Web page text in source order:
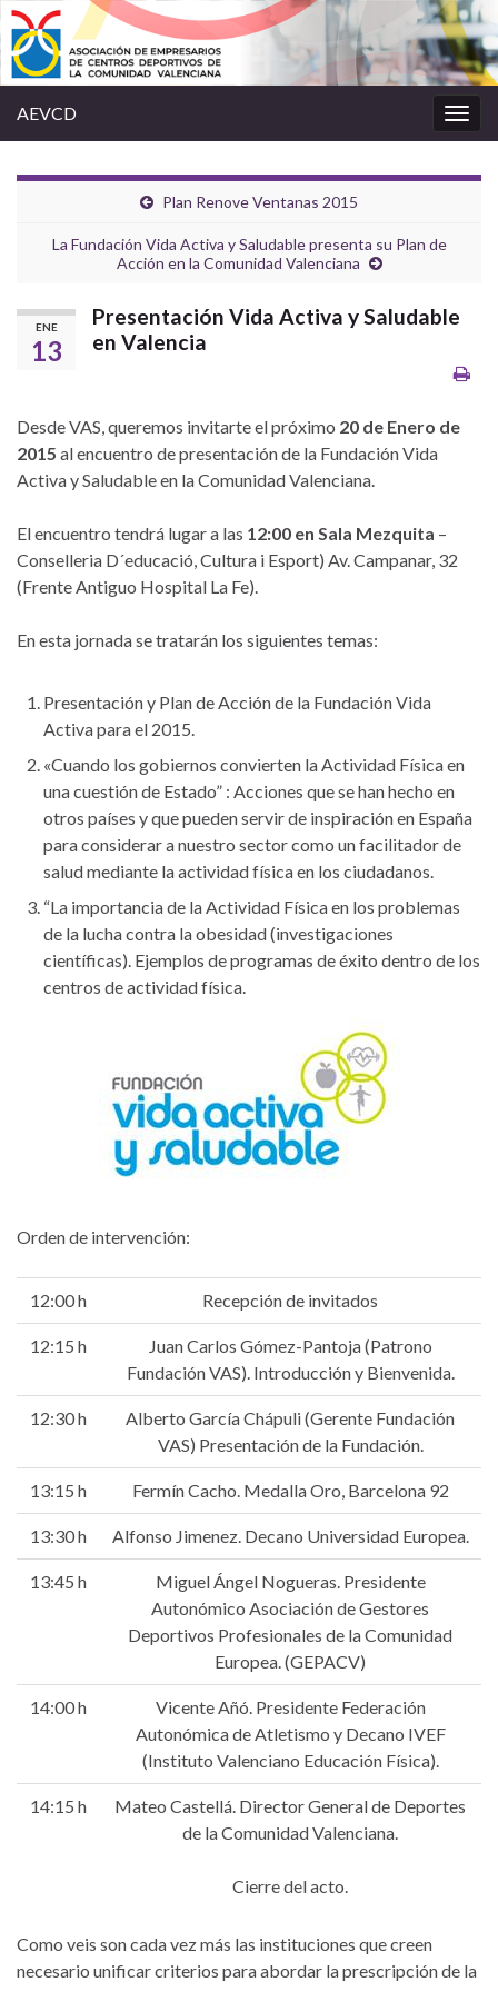
la
AEVCD
Plan Renove Ventanas 2015
La Fundación Vida Activa y Saludable presenta su Plan de
Acción en la Comunidad Valenciana
ENE
13
Presentación Vida Activa y Saludable
en Valencia
Desde VAS, queremos invitarte el próximo 20 de Enero de
2015 al encuentro de presentación de la Fundación Vida
Activa y Saludable en la Comunidad Valenciana.
El encuentro tendrá lugar a las 12:00 en Sala Mezquita –
Conselleria D´educació, Cultura i Esport) Av. Campanar, 32
(Frente Antiguo Hospital La Fe).
En esta jornada se tratarán los siguientes temas:
Presentación y Plan de Acción de la Fundación Vida
Activa para el 2015.
«Cuando los gobiernos convierten la Actividad Física en
una cuestión de Estado” : Acciones que se han hecho en
otros países y que pueden servir de inspiración en España
para considerar a nuestro sector como un facilitador de
salud mediante la actividad física en los ciudadanos.
“La importancia de la Actividad Física en los problemas
de la lucha contra la obesidad (investigaciones
científicas). Ejemplos de programas de éxito dentro de los
centros de actividad física.
Orden de intervención:
12:00 h Recepción de invitados
12:15 h
Juan Carlos Gómez-Pantoja (Patrono
Fundación VAS). Introducción y Bienvenida.
12:30 h
Alberto García Chápuli (Gerente Fundación
VAS) Presentación de la Fundación.
13:15 h Fermín Cacho. Medalla Oro, Barcelona 92
13:30 h Alfonso Jimenez. Decano Universidad Europea.
13:45 h
Miguel Ángel Nogueras. Presidente
Autonómico Asociación de Gestores
Deportivos Profesionales de la Comunidad
Europea. (GEPACV)
14:00 h
Vicente Añó. Presidente Federación
Autonómica de Atletismo y Decano IVEF
(Instituto Valenciano Educación Física).
14:15 h
Mateo Castellá. Director General de Deportes
de la Comunidad Valenciana.
Cierre del acto.
Como veis son cada vez más las instituciones que creen
necesario unificar criterios para abordar la prescripción de la